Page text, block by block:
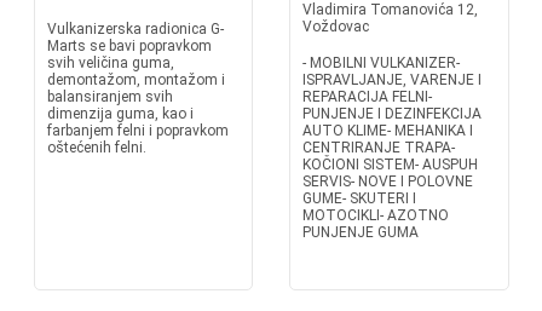
Vulkanizerska radionica G-
Marts se bavi popravkom
svih veličina guma,
demontažom, montažom i
balansiranjem svih
dimenzija guma, kao i
farbanjem felni i popravkom
oštećenih felni.
Vladimira Tomanovića 12,
Voždovac
- MOBILNI VULKANIZER-
ISPRAVLJANJE, VARENJE I
REPARACIJA FELNI-
PUNJENJE I DEZINFEKCIJA
AUTO KLIME- MEHANIKA I
CENTRIRANJE TRAPA-
KOČIONI SISTEM- AUSPUH
SERVIS- NOVE I POLOVNE
GUME- SKUTERI I
MOTOCIKLI- AZOTNO
PUNJENJE GUMA